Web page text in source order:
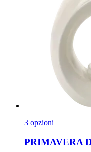
3 opzioni
PRIMAVERA